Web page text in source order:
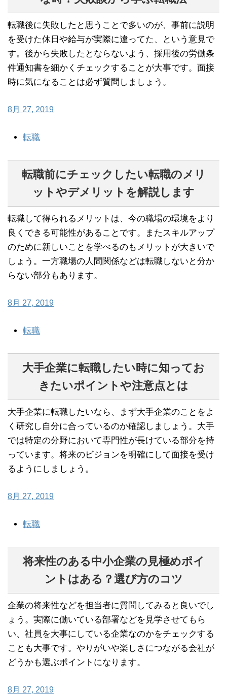
転職後に失敗したと思うことで多いのが、事前に説明
を受けた休日や給与が実際に違ってた、という意見で
す。後から失敗したとならないよう、採用後の労働条
件通知書を細かくチェックすることが大事です。面接
時に気になることは必ず質問しましょう。
8月 27, 2019
転職
転職前にチェックしたい転職のメリ
ットやデメリットを解説します
転職して得られるメリットは、今の職場の環境をより
良くできる可能性があることです。またスキルアップ
のために新しいことを学べるのもメリットが大きいで
しょう。一方職場の人間関係などは転職しないと分か
らない部分もあります。
8月 27, 2019
転職
大手企業に転職したい時に知ってお
きたいポイントや注意点とは
大手企業に転職したいなら、まず大手企業のことをよ
く研究し自分に合っているのか確認しましょう。大手
では特定の分野において専門性が長けている部分を持
っています。将来のビジョンを明確にして面接を受け
るようにしましょう。
8月 27, 2019
転職
将来性のある中小企業の見極めポイ
ントはある？選び方のコツ
企業の将来性などを担当者に質問してみると良いでし
ょう。実際に働いている部署などを見学させてもら
い、社員を大事にしている企業なのかをチェックする
ことも大事です。やりがいや楽しさにつながる会社が
どうかも選ぶポイントになります。
8月 27, 2019